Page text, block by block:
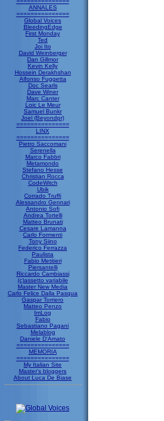
ANNALES
===============
Global Voices
BleedingEdge
First Monday
Ted
Joi Ito
David Weinberger
Dan Gillmor
Kevin Kelly
Hossein Derakhshan
Alfonso Fuggetta
Doc Searls
Dave Winer
Marc Canter
Loic Le Meur
Samuel Bunkr
Joel (Beyondpr)
===============
LINX
===============
Pietro Saccomani
Serenella
Marco Fabbri
Metamondo
Stefano Hesse
Christian Rocca
CodeWitch
Ubik
Corrado Truffi
Alessandro Gennari
Antonio Sofi
Andrea Tortelli
Matteo Brunati
Cesare Lamanna
Carlo Formenti
Tony Siino
Federico Ferrazza
Paulista
Fabio Metitieri
Piersantelli
Riccardo Cambiassi
(c)assetto variabile
Master New Media
Carlo Felice Dalla Pasqua
Gaspar Torriero
Matteo Penzo
ImLog
Fabio
Sebastiano Pagani
Melablog
Daniele D'Amato
===============
MEMORIA
===============
My Italian Site
Master's bloggers
About Luca De Biase